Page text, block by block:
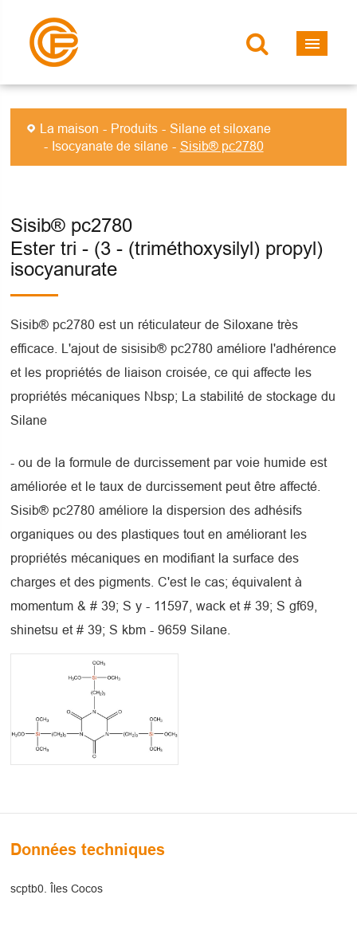
La maison Produits
Silane et siloxane
Isocyanate de silane
Sisib® pc2780
Sisib® pc2780
Ester tri - (3 - (triméthoxysilyl) propyl)
isocyanurate
Sisib® pc2780 est un réticulateur de Siloxane très
efficace. L'ajout de sisisib® pc2780 améliore l'adhérence
et les propriétés de liaison croisée, ce qui affecte les
propriétés mécaniques Nbsp; La stabilité de stockage du
Silane
- ou de la formule de durcissement par voie humide est
améliorée et le taux de durcissement peut être affecté.
Sisib® pc2780 améliore la dispersion des adhésifs
organiques ou des plastiques tout en améliorant les
propriétés mécaniques en modifiant la surface des
charges et des pigments. C'est le cas; équivalent à
momentum & # 39; S y - 11597, wack et # 39; S gf69,
shinetsu et # 39; S kbm - 9659 Silane.
Données techniques
scptb0. Îles Cocos